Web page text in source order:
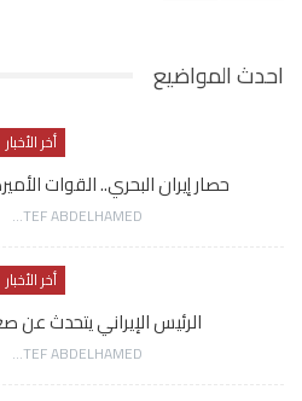
احدث المواضيع
أخر الأخبار
حصار إيران البحري.. القوات
AWATEF ABDELHAMED
أخر الأخبار
الرئيس الإيراني يتحدث
AWATEF ABDELHAMED